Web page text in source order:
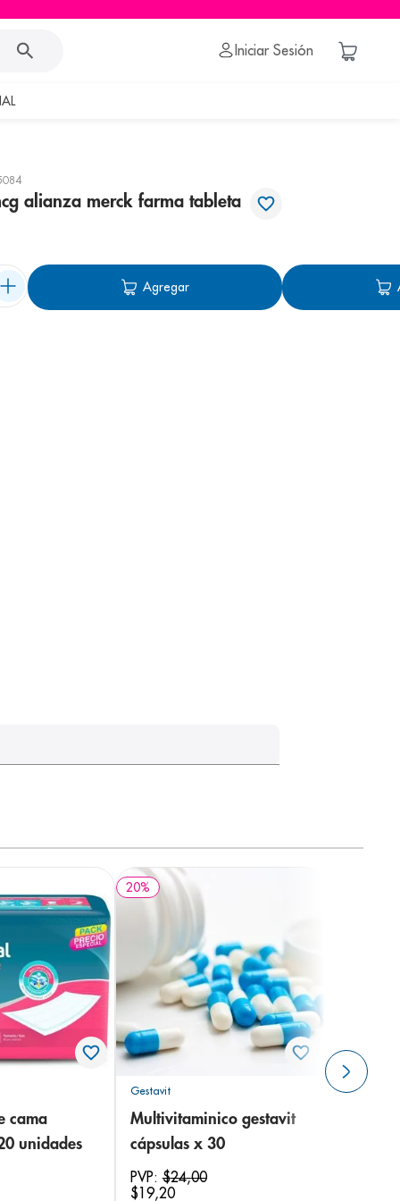
Iniciar Sesión
alianza merck farma tableta
Agregar
cama
unidades
20%
Gestavit
Multivitaminico gestavit
cápsulas x 30
PVP:$24,00
$19,20